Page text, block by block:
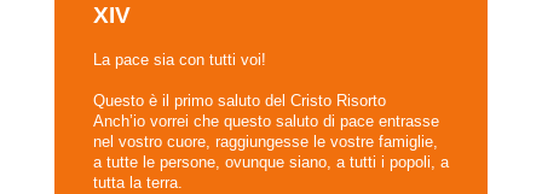
XIV
La pace sia con tutti voi!
Questo è il primo saluto del Cristo Risorto
Anch’io vorrei che questo saluto di pace entrasse
nel vostro cuore, raggiungesse le vostre famiglie,
a tutte le persone, ovunque siano, a tutti i popoli, a
tutta la terra.